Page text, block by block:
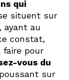
qui
situent sur
ayant au
constat,
faire pour
vous du
sur